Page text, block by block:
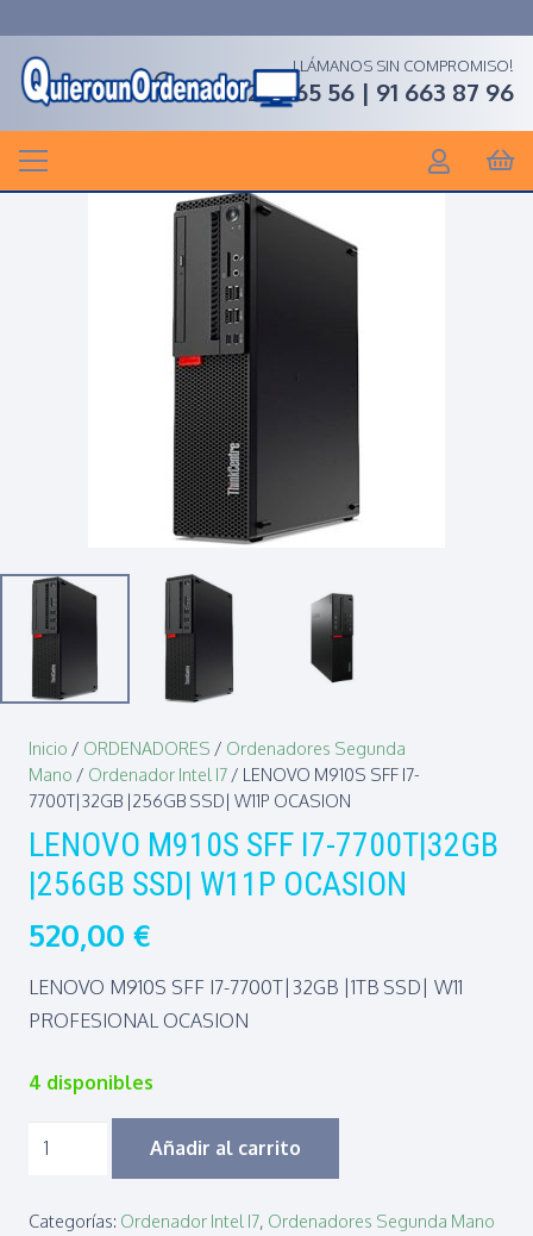
LLÁMANOS SIN COMPROMISO!
91 268 65 56 | 91 663 87 96
Inicio / ORDENADORES / Ordenadores Segunda
Mano / Ordenador Intel I7 / LENOVO M910S SFF I7-
7700T|32GB |256GB SSD| W11P OCASION
LENOVO M910S SFF I7-7700T|32GB
|256GB SSD| W11P OCASION
520,00 €
LENOVO M910S SFF I7-7700T|32GB |1TB SSD| W11
PROFESIONAL OCASION
4 disponibles
LENOVO
Añadir al carrito
Categorías: Ordenador Intel I7 Ordenadores Segunda Mano